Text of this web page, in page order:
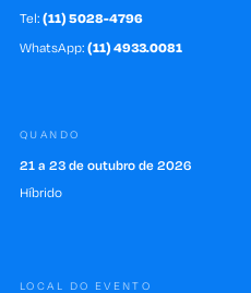
Tel: (11) 5028-4796
WhatsApp: (11) 4933.0081
QUANDO
21 a 23 de outubro de 2026
Híbrido
LOCAL DO EVENTO